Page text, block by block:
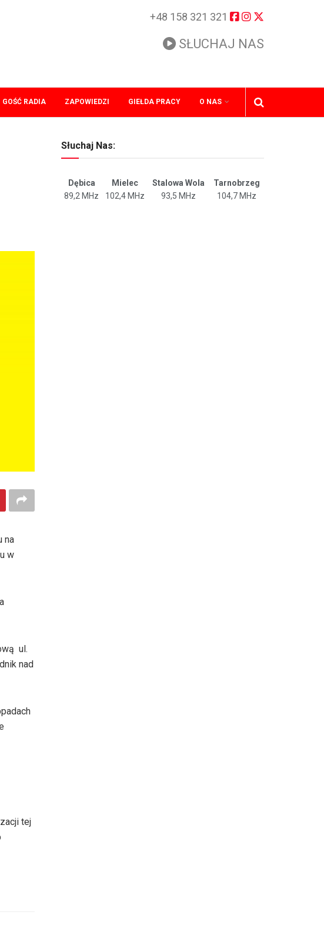
+48 158 321 321
SŁUCHAJ NAS
GOŚĆ RADIA ZAPOWIEDZI GIEŁDA PRACY O NAS
na
w
ul.
nad
tej
Słuchaj Nas:
Dębica Mielec Stalowa Wola
Tarnobrzeg
89,2 MHz
102,4 MHz 93,5 MHz 104,7 MHz